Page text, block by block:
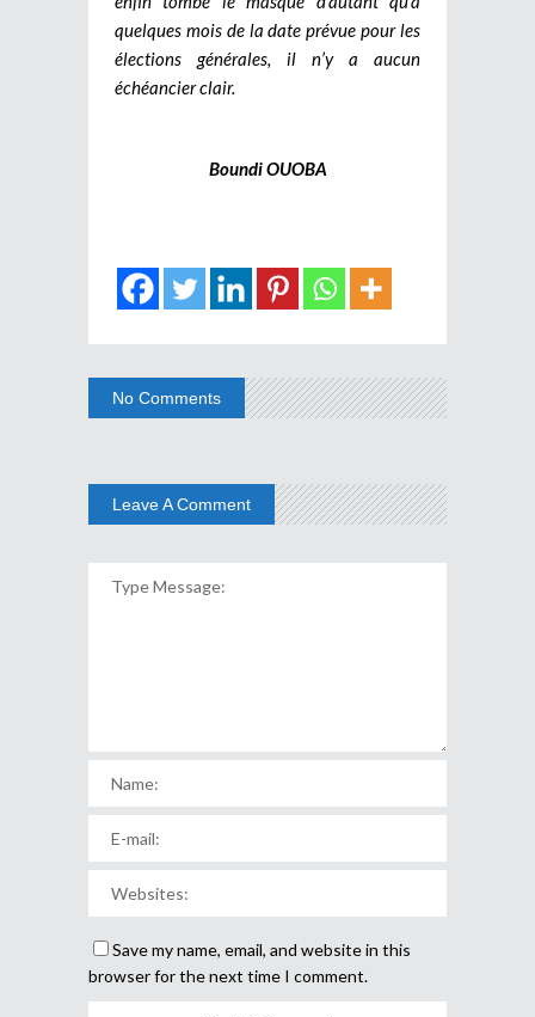
quelques mois de la date prévue pour les
élections générales, il n’y a aucun
échéancier clair.
Boundi OUOBA
No Comments
Leave A Comment
Save my name, email, and website in this
browser for the next time I comment.